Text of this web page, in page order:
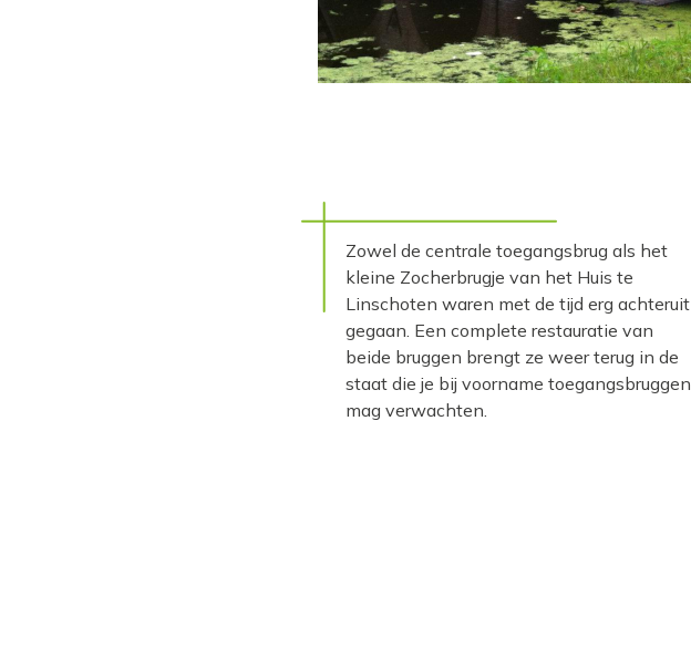
Zowel de centrale toegangsbrug als het
kleine Zocherbrugje van het Huis te
Linschoten waren met de tijd erg achteruit
gegaan. Een complete restauratie van
beide bruggen brengt ze weer terug in de
staat die je bij voorname toegangsbruggen
mag verwachten.